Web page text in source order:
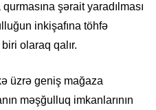
şərait yaradılması
inkişafına töhfə
olaraq qalır.
üzrə geniş mağaza
məşğulluq imkanlarının